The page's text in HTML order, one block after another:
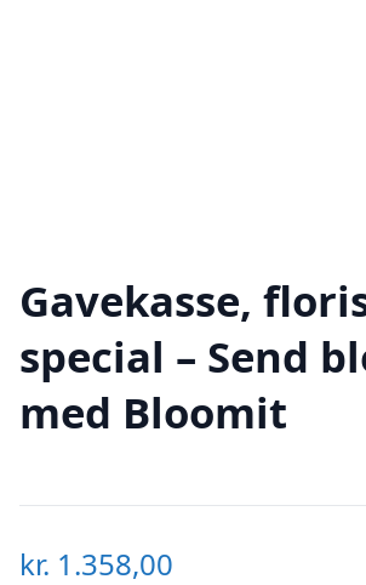
Gavekasse,
special – Send
med Bloomit
kr. 1.358,00